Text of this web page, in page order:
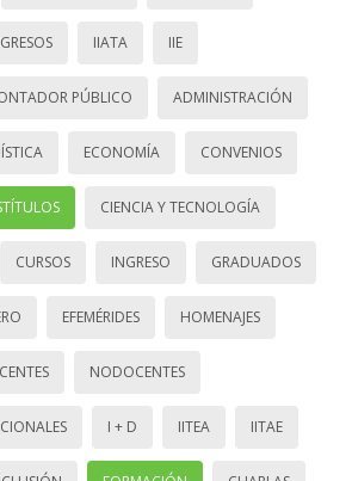
IIATA IIE
PÚBLICO ADMINISTRACIÓN
ECONOMÍA CONVENIOS
CIENCIA Y TECNOLOGÍA
CURSOS INGRESO GRADUADOS
EFEMÉRIDES HOMENAJES
NODOCENTES
I + D IITEA IITAE